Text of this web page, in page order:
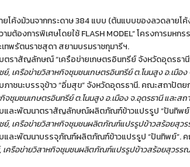
ค้งม้วนจากกระดาษ 384 แบบ (ต้นแบบของลวดลายโค้
ต้องการพิเศษโดยใช้ FLASH MODEL” โครงการมห
ทพรัตนราชสุดา สยามบรมราชกุมารีฯ.
ตราสัญลักษณ์ “เครือข่ายเกษตรอินทรีย์ จังหวัดอุดรธ
ย์, เครือข่ายวิสาหกิจชุมชนเกษตรอินทรีย์ ต.โนนสูง อ.เ
าชนะบรรจุข้าว “อิ่มสุข” จังหวัดอุดรธานี. คณะสถาปัต
จชุมชนเกษตรอินทรีย์ ต.โนนสูง อ.เมือง จ.อุดรธานี และ
และพัฒนาตราสัญลักษณ์ผลิตภัณฑ์ข้าวแปรรูป “ปันทิพ
ย์, เครือข่ายวิสาหกิจชุมชนผลิตภัณฑ์แปรรูปข้าวสร้อยสุ
และพัฒนาบรรจุภัณฑ์ผลิตภัณฑ์ข้าวแปรรูป “ปันทิพย์”.
เครือข่ายวิสาหกิจชุมชนผลิตภัณฑ์แปรรูปข้าวสร้อยสุวร